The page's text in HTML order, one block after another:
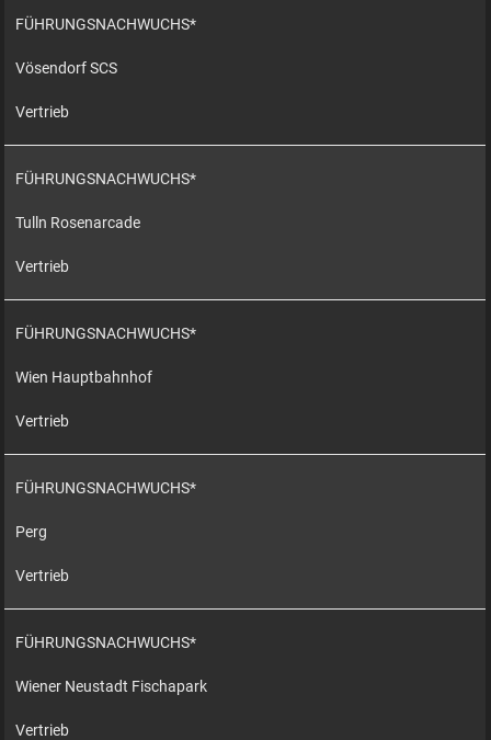
FÜHRUNGSNACHWUCHS*
Vösendorf SCS
Vertrieb
FÜHRUNGSNACHWUCHS*
Tulln Rosenarcade
Vertrieb
FÜHRUNGSNACHWUCHS*
Wien Hauptbahnhof
Vertrieb
FÜHRUNGSNACHWUCHS*
Perg
Vertrieb
FÜHRUNGSNACHWUCHS*
Wiener Neustadt Fischapark
Vertrieb